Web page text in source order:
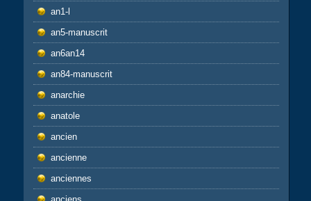
an1-l
an5-manuscrit
an6an14
an84-manuscrit
anarchie
anatole
ancien
ancienne
anciennes